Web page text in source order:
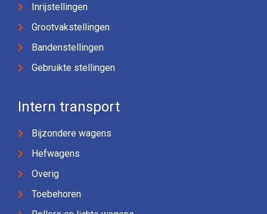
Inrijstellingen
Grootvakstellingen
Bandenstellingen
Gebruikte stellingen
Intern transport
Bijzondere wagens
Hefwagens
Overig
Toebehoren